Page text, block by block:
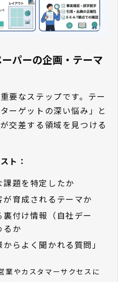
パーの企画・テーマ
要なステップです。テー
ーゲットの深い悩み」と
交差する領域を見つける
ト：
題を特定したか
育成されるテーマか
付け情報（自社デー
るか
らよく聞かれる質問」
業やカスタマーサクセスに